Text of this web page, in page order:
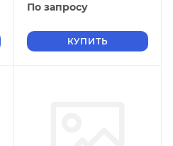
По запросу
КУПИТЬ